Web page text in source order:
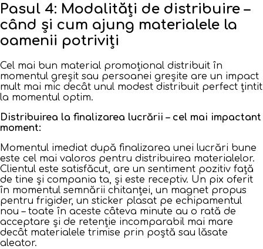
Pasul 4: Modalități de distribuire –
când și cum ajung materialele la
oamenii potriviți
Cel mai bun material promoțional distribuit în
momentul greșit sau persoanei greșite are un impact
mult mai mic decât unul modest distribuit perfect țintit
la momentul optim.
Distribuirea la finalizarea lucrării – cel mai impactant
moment:
Momentul imediat după finalizarea unei lucrări bune
este cel mai valoros pentru distribuirea materialelor.
Clientul este satisfăcut, are un sentiment pozitiv față
de tine și compania ta, și este receptiv. Un pix oferit
în momentul semnării chitanței, un magnet propus
pentru frigider, un sticker plasat pe echipamentul
nou – toate în aceste câteva minute au o rată de
acceptare și de retenție incomparabil mai mare
decât materialele trimise prin poștă sau lăsate
aleator.